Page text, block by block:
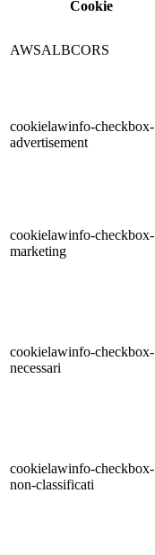
Cookie
AWSALBCORS
cookielawinfo-checkbox-
advertisement
cookielawinfo-checkbox-
marketing
cookielawinfo-checkbox-
necessari
cookielawinfo-checkbox-
non-classificati